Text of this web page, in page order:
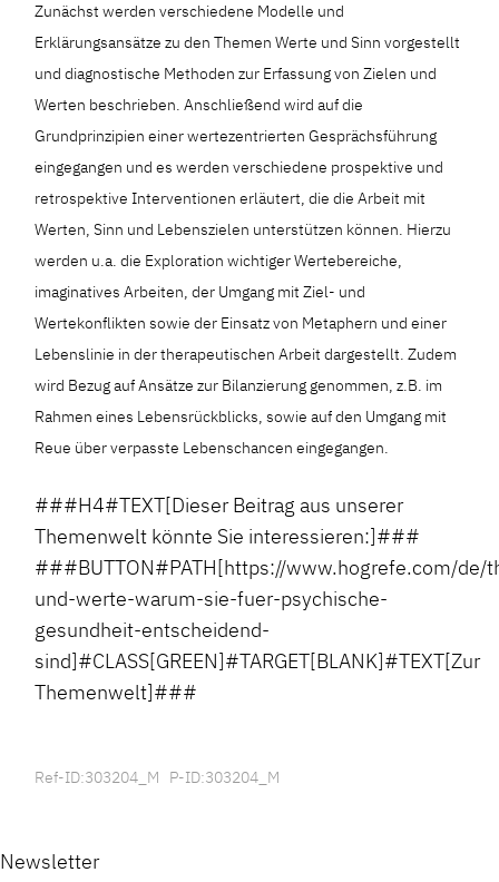
Zunächst werden verschiedene Modelle und
Erklärungsansätze zu den Themen Werte und Sinn vorgestellt
und diagnostische Methoden zur Erfassung von Zielen und
Werten beschrieben. Anschließend wird auf die
Grundprinzipien einer wertezentrierten Gesprächsführung
eingegangen und es werden verschiedene prospektive und
retrospektive Interventionen erläutert, die die Arbeit mit
Werten, Sinn und Lebenszielen unterstützen können. Hierzu
werden u.a. die Exploration wichtiger Wertebereiche,
imaginatives Arbeiten, der Umgang mit Ziel- und
Wertekonflikten sowie der Einsatz von Metaphern und einer
Lebenslinie in der therapeutischen Arbeit dargestellt. Zudem
wird Bezug auf Ansätze zur Bilanzierung genommen, z.B. im
Rahmen eines Lebensrückblicks, sowie auf den Umgang mit
Reue über verpasste Lebenschancen eingegangen.
###H4#TEXT[Dieser Beitrag aus unserer
Themenwelt könnte Sie interessieren:]###
###BUTTON#PATH[https://www.hogrefe.com/de/
und-werte-warum-sie-fuer-psychische-
gesundheit-entscheidend-
sind]#CLASS[GREEN]#TARGET[BLANK]#TEXT[Zur
Themenwelt]###
Ref-ID:303204_M P-ID:303204_M
Newsletter